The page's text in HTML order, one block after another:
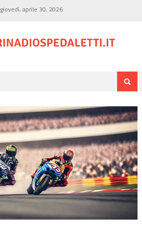
giovedì, aprile 30, 2026